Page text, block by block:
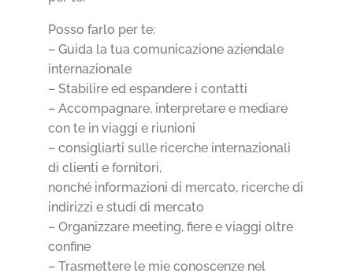
Posso farlo per te:
– Guida la tua comunicazione aziendale
internazionale
– Stabilire ed espandere i contatti
– Accompagnare, interpretare e mediare
con te in viaggi e riunioni
– consigliarti sulle ricerche internazionali
di clienti e fornitori,
nonché informazioni di mercato, ricerche di
indirizzi e studi di mercato
– Organizzare meeting, fiere e viaggi oltre
confine
– Trasmettere le mie conoscenze nel